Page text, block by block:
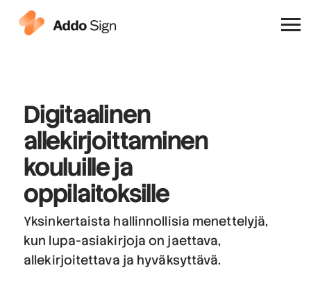
Miksi Addo Sign
Digitaalinen
allekirjoittaminen
kouluille ja
oppilaitoksille
Yksinkertaista hallinnollisia menettelyjä,
kun lupa-asiakirjoja on jaettava,
allekirjoitettava ja hyväksyttävä.